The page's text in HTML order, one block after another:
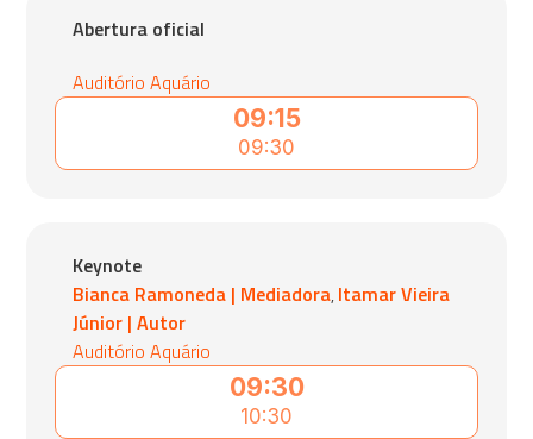
09:15
09:30
Abertura oficial
Auditório Aquário
09:30
10:30
Keynote
Bianca Ramoneda | Mediadora,Itamar Vieira
Júnior | Autor
Auditório Aquário